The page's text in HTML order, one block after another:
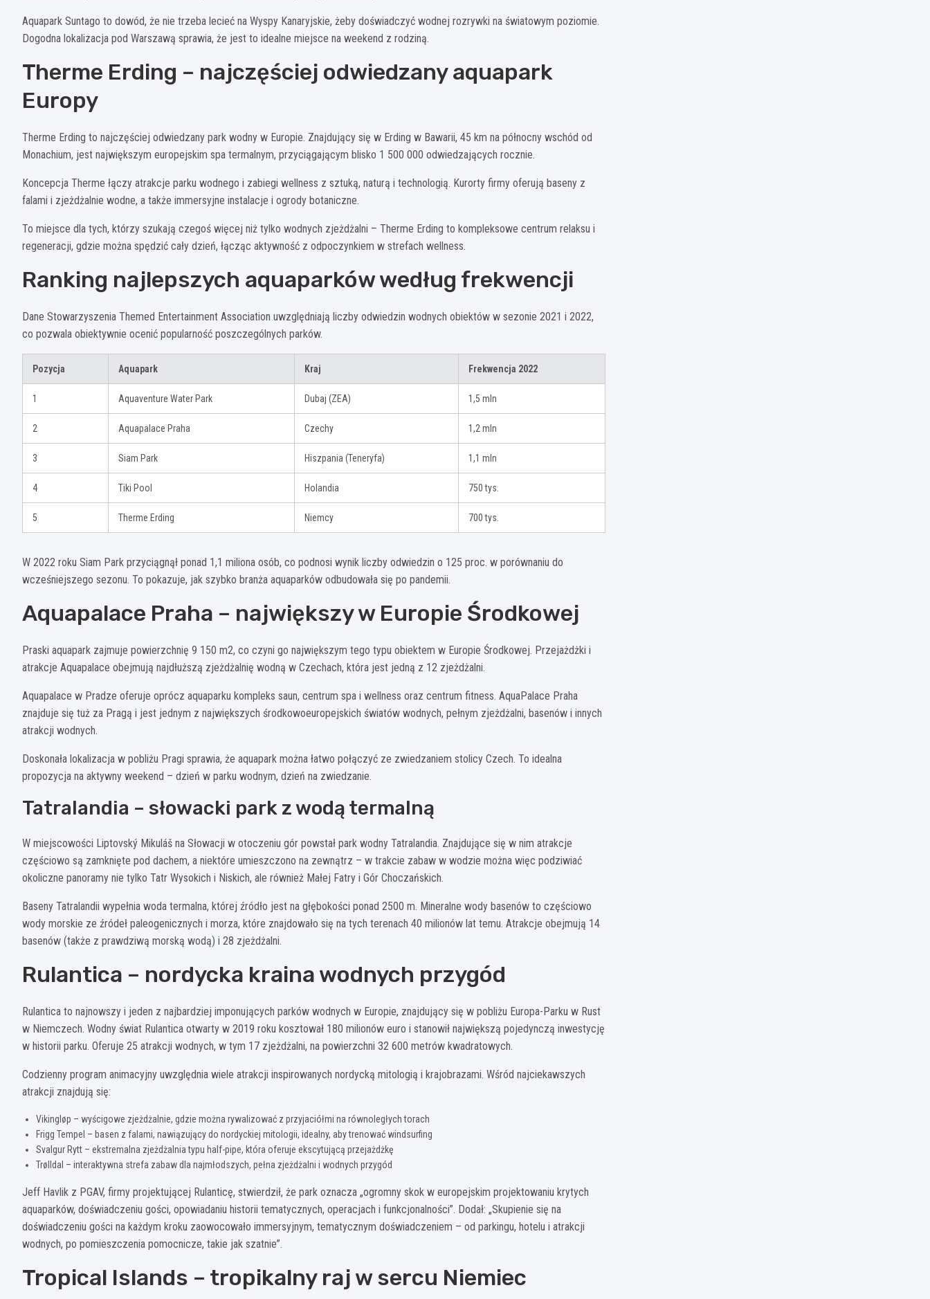
Aquapark Suntago to dowód, że nie trzeba lecieć na Wyspy Kanaryjskie, żeby doświadczyć wodnej rozrywki na światowym poziomie.
Dogodna lokalizacja pod Warszawą sprawia, że jest to idealne miejsce na weekend z rodziną.
Therme Erding – najczęściej odwiedzany aquapark
Europy
Therme Erding to najczęściej odwiedzany park wodny w Europie. Znajdujący się w Erding w Bawarii, 45 km na północny wschód od
Monachium, jest największym europejskim spa termalnym, przyciągającym blisko 1 500 000 odwiedzających rocznie.
Koncepcja Therme łączy atrakcje parku wodnego i zabiegi wellness z sztuką, naturą i technologią. Kurorty firmy oferują baseny z
falami i zjeżdżalnie wodne, a także immersyjne instalacje i ogrody botaniczne.
To miejsce dla tych, którzy szukają czegoś więcej niż tylko wodnych zjeżdżalni – Therme Erding to kompleksowe centrum relaksu i
regeneracji, gdzie można spędzić cały dzień, łącząc aktywność z odpoczynkiem w strefach wellness.
Ranking najlepszych aquaparków według frekwencji
Dane Stowarzyszenia Themed Entertainment Association uwzględniają liczby odwiedzin wodnych obiektów w sezonie 2021 i 2022,
co pozwala obiektywnie ocenić popularność poszczególnych parków.
Pozycja Aquapark Kraj Frekwencja 2022
1 Aquaventure Water Park Dubaj (ZEA) 1,5 mln
2 Aquapalace Praha Czechy 1,2 mln
3 Siam Park Hiszpania (Teneryfa) 1,1 mln
4 Tiki Pool Holandia 750 tys.
5 Therme Erding Niemcy 700 tys.
W 2022 roku Siam Park przyciągnął ponad 1,1 miliona osób, co podnosi wynik liczby odwiedzin o 125 proc. w porównaniu do
wcześniejszego sezonu. To pokazuje, jak szybko branża aquaparków odbudowała się po pandemii.
Aquapalace Praha – największy w Europie Środkowej
Praski aquapark zajmuje powierzchnię 9 150 m2, co czyni go największym tego typu obiektem w Europie Środkowej. Przejażdżki i
atrakcje Aquapalace obejmują najdłuższą zjeżdżalnię wodną w Czechach, która jest jedną z 12 zjeżdżalni.
Aquapalace w Pradze oferuje oprócz aquaparku kompleks saun, centrum spa i wellness oraz centrum fitness. AquaPalace Praha
znajduje się tuż za Pragą i jest jednym z największych środkowoeuropejskich światów wodnych, pełnym zjeżdżalni, basenów i innych
atrakcji wodnych.
Doskonała lokalizacja w pobliżu Pragi sprawia, że aquapark można łatwo połączyć ze zwiedzaniem stolicy Czech. To idealna
propozycja na aktywny weekend – dzień w parku wodnym, dzień na zwiedzanie.
Tatralandia – słowacki park z wodą termalną
W miejscowości Liptovský Mikuláš na Słowacji w otoczeniu gór powstał park wodny Tatralandia. Znajdujące się w nim atrakcje
częściowo są zamknięte pod dachem, a niektóre umieszczono na zewnątrz – w trakcie zabaw w wodzie można więc podziwiać
okoliczne panoramy nie tylko Tatr Wysokich i Niskich, ale również Małej Fatry i Gór Choczańskich.
Baseny Tatralandii wypełnia woda termalna, której źródło jest na głębokości ponad 2500 m. Mineralne wody basenów to częściowo
wody morskie ze źródeł paleogenicznych i morza, które znajdowało się na tych terenach 40 milionów lat temu. Atrakcje obejmują 14
basenów (także z prawdziwą morską wodą) i 28 zjeżdżalni.
Rulantica – nordycka kraina wodnych przygód
Rulantica to najnowszy i jeden z najbardziej imponujących parków wodnych w Europie, znajdujący się w pobliżu Europa-Parku w Rust
w Niemczech. Wodny świat Rulantica otwarty w 2019 roku kosztował 180 milionów euro i stanowił największą pojedynczą inwestycję
w historii parku. Oferuje 25 atrakcji wodnych, w tym 17 zjeżdżalni, na powierzchni 32 600 metrów kwadratowych.
Codzienny program animacyjny uwzględnia wiele atrakcji inspirowanych nordycką mitologią i krajobrazami. Wśród najciekawszych
atrakcji znajdują się:
Vikingløp – wyścigowe zjeżdżalnie, gdzie można rywalizować z przyjaciółmi na równoległych torach
Frigg Tempel – basen z falami, nawiązujący do nordyckiej mitologii, idealny, aby trenować windsurfing
Svalgur Rytt – ekstremalna zjeżdżalnia typu half-pipe, która oferuje ekscytującą przejażdżkę
Trølldal – interaktywna strefa zabaw dla najmłodszych, pełna zjeżdżalni i wodnych przygód
Jeff Havlik z PGAV, firmy projektującej Rulanticę, stwierdził, że park oznacza „ogromny skok w europejskim projektowaniu krytych
aquaparków, doświadczeniu gości, opowiadaniu historii tematycznych, operacjach i funkcjonalności”. Dodał: „Skupienie się na
doświadczeniu gości na każdym kroku zaowocowało immersyjnym, tematycznym doświadczeniem – od parkingu, hotelu i atrakcji
wodnych, po pomieszczenia pomocnicze, takie jak szatnie”.
Tropical Islands – tropikalny raj w sercu Niemiec